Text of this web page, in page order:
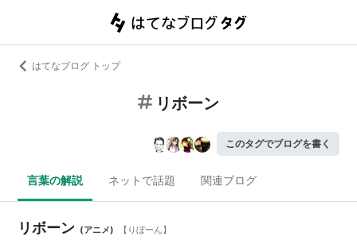
はてなブログ トップ
リボーン
このタグでブログを書く
言葉の解説 ネットで話題 関連ブログ
リボーン (アニメ) 【 りぼーん】